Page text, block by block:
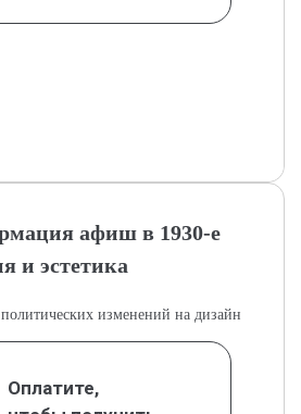
афиш в 1930-е
и эстетика
изменений на дизайн
Оплатите,